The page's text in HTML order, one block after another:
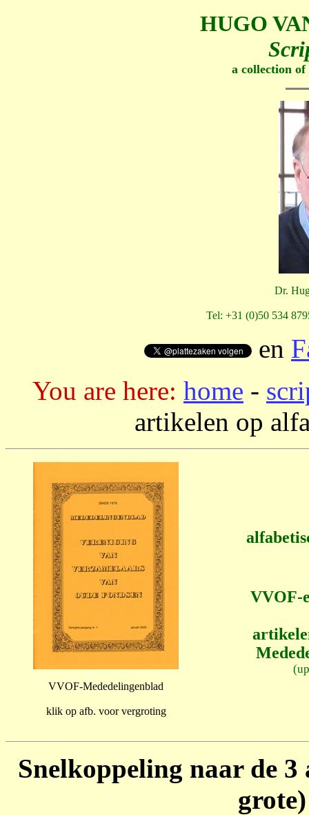
HUGO
a collection
Dr.
Tel: +31 (0)50 534
en
You are here: home -
artikelen op
VVOF-Mededelingenblad
klik op afb. voor vergroting
VVOF-
Snelkoppeling naar de 3